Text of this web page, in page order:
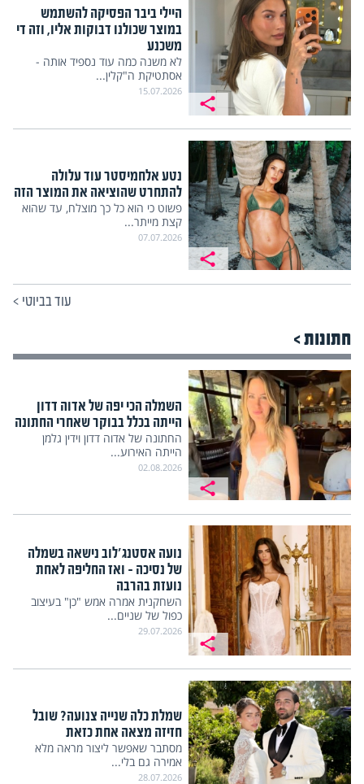
היילי ביבר הפסיקה להשתמש
במוצר שכולנו דבוקות אליו, וזה די
משכנע
לא משנה כמה עוד נספיד אותה -
אסתטיקת ה"קלין...
15.07.2026
נטע אלחמיסטר עוד עלולה
להתחרט שהוציאה את המוצר הזה
פשוט כי הוא כל כך מוצלח, עד שהוא
קצת מייתר...
07.07.2026
עוד בביוטי >
חתונות >
השמלה הכי יפה של אדוה דדון
הייתה בכלל בבוקר שאחרי החתונה
החתונה של אדוה דדון וידין גלמן
הייתה האירוע...
02.08.2026
נועה אסטנג'לוב נישאה בשמלה
של נסיכה – ואז החליפה לאחת
נועזת בהרבה
השחקנית אמרה אמש "כן" בעיצוב
כפול של שניים...
29.07.2026
שמלת כלה שנייה צנועה? שובל
חזיזה מצאה אחת כזאת
מסתבר שאפשר ליצור מראה מלא
אמירה גם בלי...
28.07.2026